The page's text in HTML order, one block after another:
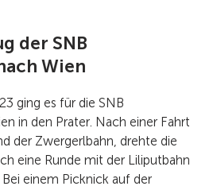
der SNB
Wien
ging es für die SNB
in den Prater. Nach einer Fahrt
der Zwergerlbahn, drehte die
eine Runde mit der Liliputbahn
einem Picknick auf der